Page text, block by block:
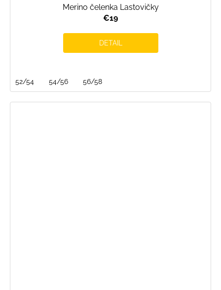
Merino čelenka Lastovičky
€19
DETAIL
52/54 54/56 56/58